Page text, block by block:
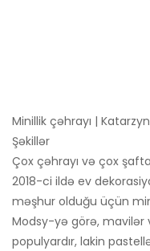
Minillik çəhrayı |
Şəkillər
Çox çəhrayı və çox
2018-ci ildə ev
məşhur olduğu üçün
Modsy-yə görə, mavilər
populyardır, lakin